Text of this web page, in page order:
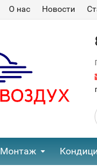
О нас Новости
Монтаж